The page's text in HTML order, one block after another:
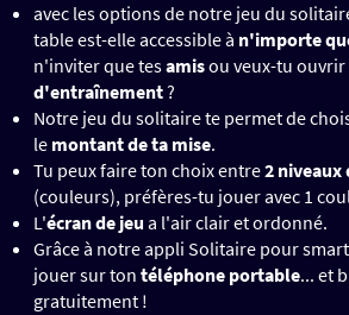
avec les options de notre jeu du
table est-elle accessible à n'importe
n'inviter que tesamisou veux-tu ouvrir
d'entraînement?
Notre jeu du solitaire te permet de
le montant de ta mise.
Tu peux faire ton choix entre2
(couleurs), préfères-tu jouer avec 1
L'écran de jeu a l'air clair et ordonné.
Grâce à notre appli Solitaire pour
jouer sur ton téléphone portable... et
gratuitement !